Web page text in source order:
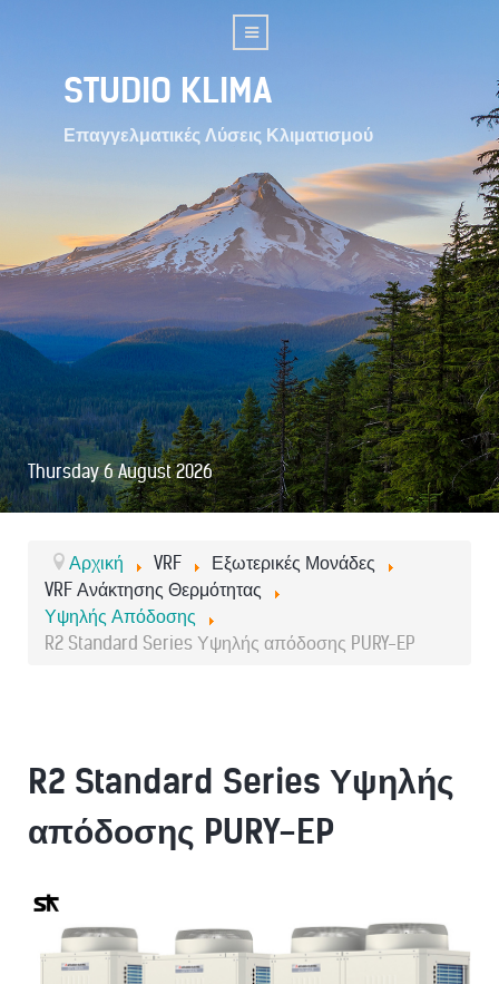
STUDIO KLIMA
Επαγγελματικές Λύσεις Κλιματισμού
Thursday 6 August 2026
Αρχική VRF
Εξωτερικές Μονάδες
VRF Ανάκτησης Θερμότητας
Υψηλής Απόδοσης
R2 Standard Series Υψηλής απόδοσης PURY-EP
R2 Standard Series Υψηλής
απόδοσης PURY-EP